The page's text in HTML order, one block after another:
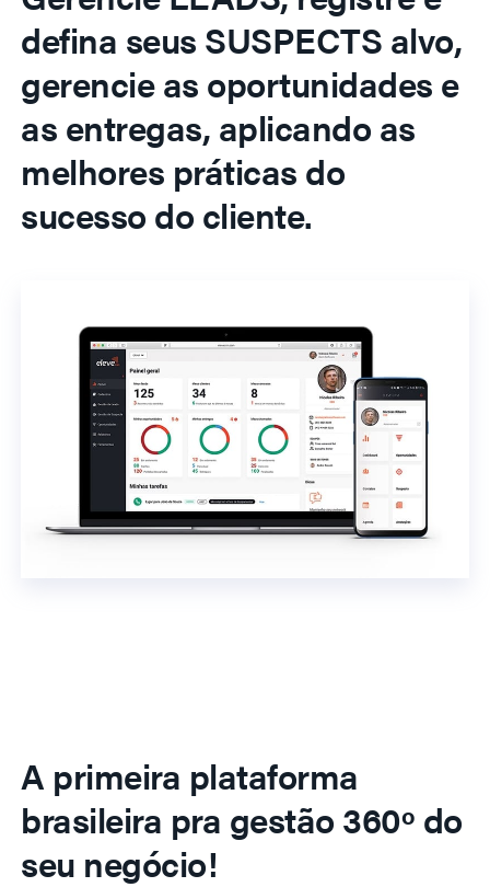
defina seus SUSPECTS alvo,
gerencie as oportunidades e
as entregas, aplicando as
melhores práticas do
sucesso do cliente.
A primeira plataforma
brasileira pra gestão 360º do
seu negócio!